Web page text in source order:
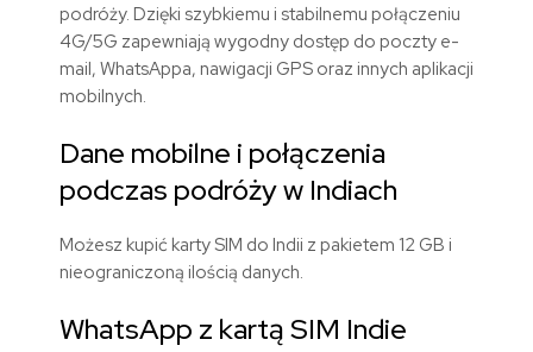
podróży. Dzięki szybkiemu i stabilnemu połączeniu
4G/5G zapewniają wygodny dostęp do poczty e-
mail, WhatsAppa, nawigacji GPS oraz innych aplikacji
mobilnych.
Dane mobilne i połączenia
podczas podróży w Indiach
Możesz kupić karty SIM do Indii z pakietem 12 GB i
nieograniczoną ilością danych.
WhatsApp z kartą SIM Indie